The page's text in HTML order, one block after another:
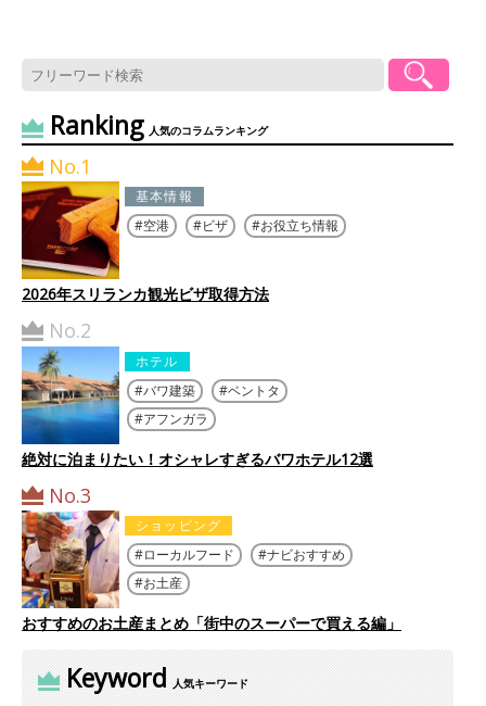
Ranking 人気のコラムランキング
No.1
基本情報
空港
ビザ お役立ち情報
2026年スリランカ観光ビザ取得方法
No.2
ホテル
バワ建築
ベントタ
アフンガラ
絶対に泊まりたい！オシャレすぎるバワホテル12選
No.3
ショッピング
ローカルフード
ナビおすすめ
お土産
おすすめのお土産まとめ「街中のスーパーで買える編」
Keyword 人気キーワード